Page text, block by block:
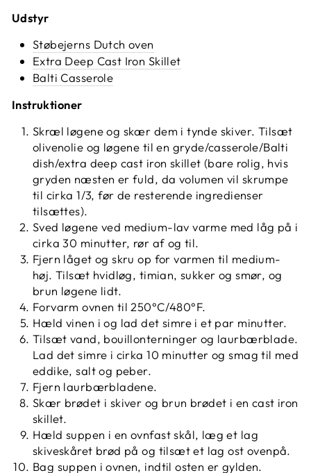
Udstyr
Støbejerns Dutch oven
Extra Deep Cast Iron Skillet
Balti Casserole
Instruktioner
Skræl løgene og skær dem i tynde skiver. Tilsæt
olivenolie og løgene til en gryde/casserole/Balti
dish/extra deep cast iron skillet (bare rolig, hvis
gryden næsten er fuld, da volumen vil skrumpe
til cirka 1/3, før de resterende ingredienser
tilsættes).
Sved løgene ved medium-lav varme med låg på i
cirka 30 minutter, rør af og til.
Fjern låget og skru op for varmen til medium-
høj. Tilsæt hvidløg, timian, sukker og smør, og
brun løgene lidt.
Forvarm ovnen til 250°C/480°F.
Hæld vinen i og lad det simre i et par minutter.
Tilsæt vand, bouillonterninger og laurbærblade.
Lad det simre i cirka 10 minutter og smag til med
eddike, salt og peber.
Fjern laurbærbladene.
Skær brødet i skiver og brun brødet i en cast iron
skillet.
Hæld suppen i en ovnfast skål, læg et lag
skiveskåret brød på og tilsæt et lag ost ovenpå.
Bag suppen i ovnen, indtil osten er gylden.